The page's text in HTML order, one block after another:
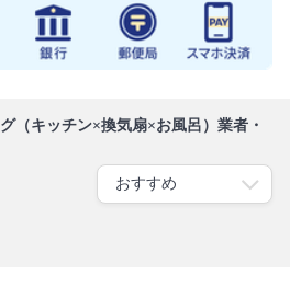
（キッチン×換気扇×お風呂）業者・